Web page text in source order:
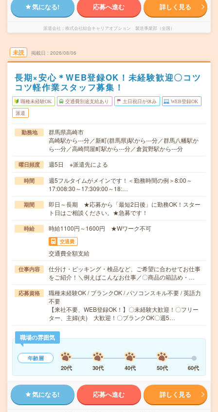
気になる! 応募へ進む 詳しく見る
派遣会社 株式会社綜合キャリアオプション 製造事業部（全国）
未読 掲載日 2026/08/06
長期×安心＊WEB登録OK！未経験歓迎〇コツ
コツ軽作業スタッフ募集！
職種未経験OK 交通費別途支給あり 土日祝日が休み WEB登録OK
派遣
勤務地
群馬県高崎市
高崎駅から---分／新町(群馬県)駅から---分／群馬八幡駅か
ら---分／高崎問屋町駅から---分／倉賀野駅から---分
曜日頻度 週5日 ※派遣先による
時間
週5フルタイムがメインです！＜勤務時間の例＞8:00～
17:008:30～17:309:00～18:…
期間
即日～長期 ★応募から「最短2日後」に勤務OK！スター
ト日はご相談ください。★急募です！
時給 時給1100円～1600円 ★Wワーク不可
交通費
交通費全額支給
仕事内容
仕分け・ピッキング・検品など、ご希望に合わせてお仕事
をご紹介！＼例えばこんなお仕事／〇商品の箱詰め・…
応募資格
職種未経験OK / ブランクOK / パソコンスキル不要 / 英語力
不要
【来社不要、WEB登録OK！】〇未経験大歓迎！〇フリー
ター、主婦(夫) 大歓迎！〇ブランクOK〇週5…
職場の雰囲気
年齢層
20代
30代 40代 50代 60代
気になる! 応募へ進む 詳しく見る